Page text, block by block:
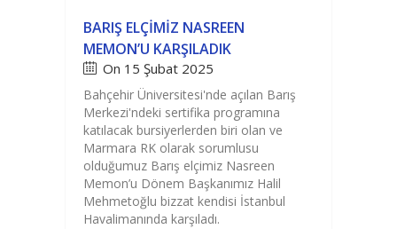
BARIŞ ELÇIMIZ NASREEN
MEMON’U KARŞILADIK
On 15 Şubat 2025
Bahçehir Üniversitesi'nde açılan Barış
Merkezi'ndeki sertifika programına
katılacak bursiyerlerden biri olan ve
Marmara RK olarak sorumlusu
olduğumuz Barış elçimiz Nasreen
Memon’u Dönem Başkanımız Halil
Mehmetoğlu bizzat kendisi İstanbul
Havalimanında karşıladı.